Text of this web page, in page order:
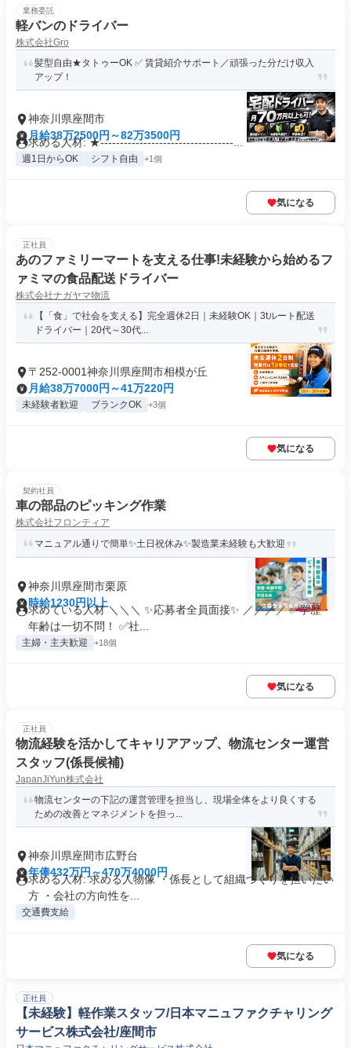
業務委託
軽バンのドライバー
株式会社Gro
髪型自由★タトゥーOK ✅️ 賃貸紹介サポート／頑張った分だけ収入
アップ！
神奈川県座間市
月給38万2500円～82万3500円
求める人材: ★----------------------------------...
週1日からOK シフト自由 +1個
気になる
正社員
あのファミリーマートを支える仕事!未経験から始めるフ
ァミマの食品配送ドライバー
株式会社ナガヤマ物流
【「食」で社会を支える】完全週休2日｜未経験OK｜3tルート配送
ドライバー｜20代～30代...
〒252-0001神奈川県座間市相模が丘
月給38万7000円～41万220円
未経験者歓迎 ブランクOK +3個
気になる
契約社員
車の部品のピッキング作業
株式会社フロンティア
マニュアル通りで簡単✨土日祝休み✨製造業未経験も大歓迎
神奈川県座間市栗原
時給1230円以上
求めている人材 ＼＼＼ ✨応募者全員面接✨ ／／／／ ✅学歴・
年齢は一切不問！ ✅社...
主婦・主夫歓迎 +18個
気になる
正社員
物流経験を活かしてキャリアアップ、物流センター運営
スタッフ(係長候補)
JapanJiYun株式会社
物流センターの下記の運営管理を担当し、現場全体をより良くする
ための改善とマネジメントを担っ...
神奈川県座間市広野台
年俸432万円～470万4000円
求める人材: 求める人物像 ・係長として組織づくりを担いたい
方 ・会社の方向性を...
交通費支給
気になる
正社員
【未経験】軽作業スタッフ/日本マニュファクチャリング
サービス株式会社/座間市